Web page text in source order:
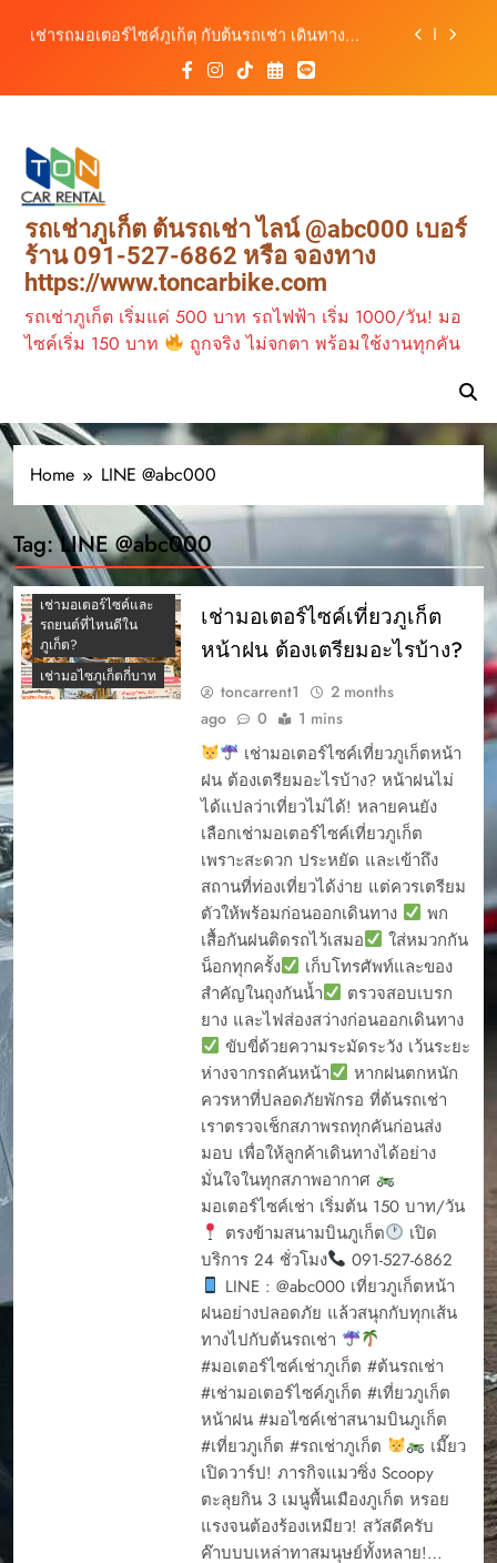
เช่ารถมอเตอร์ไซค์ภูเก็ต กับต้นรถเช่า เดินทาง
สะดวก ราคาประหยัด เริ่มต้นเพียง 150 บาท/วัน
ต้นรถเช่า ครบทุกฟังก์ชันการใช้งาน ครบทุกประเภท
รถ ตอบโจทย์ทุกการเดินทางในภูเก็ต
สิงหาคม–ตุลาคม 2569
ต้นรถเช่าภูเก็ต บริการรถเช่าครบวงจร ราคาคุ้มค่า
เดินทางสะดวกทุกเส้นทาง
เช่ารถมอเตอร์ไซค์ภูเก็ต กับต้นรถเช่า เดินทาง
สะดวก ราคาประหยัด เริ่มต้นเพียง 150 บาท/วัน
ต้นรถเช่า ครบทุกฟังก์ชันการใช้งาน ครบทุกประเภท
รถ ตอบโจทย์ทุกการเดินทางในภูเก็ต
รถเช่าภูเก็ต ต้นรถเช่า ไลน์ @abc000 เบอร์
ร้าน 091-527-6862 หรือ จองทาง
https://www.toncarbike.com
รถเช่าภูเก็ต เริ่มแค่ 500 บาท รถไฟฟ้า เริ่ม 1000/วัน! มอ
ไซค์เริ่ม 150 บาท
ถูกจริง ไม่จกตา พร้อมใช้งานทุกคัน
Home LINE @abc000
Tag:LINE @abc000
เช่ามอเตอร์ไซค์ 2026
2569
เช่ามอเตอร์ไซค์ ภูเก็ต
เช่ามอเตอร์ไซค์ ภูเก็ต
รุ่นไหนดี
เช่ามอเตอร์ไซค์ภูเก็ต
ปี 2569
เช่ามอเตอร์ไซค์และ
รถยนต์ที่ไหนดีใน
ภูเก็ต?
เช่ามอไซภูเก็ตกี่บาท
เช่ามอเตอร์ไซค์เที่ยวภูเก็ต
หน้าฝน ต้องเตรียมอะไรบ้าง?
toncarrent1
2 months
ago
0 1 mins
เช่ามอเตอร์ไซค์เที่ยวภูเก็ตหน้า
ฝน ต้องเตรียมอะไรบ้าง? หน้าฝนไม่
ได้แปลว่าเที่ยวไม่ได้! หลายคนยัง
เลือกเช่ามอเตอร์ไซค์เที่ยวภูเก็ต
เพราะสะดวก ประหยัด และเข้าถึง
สถานที่ท่องเที่ยวได้ง่าย แต่ควรเตรียม
ตัวให้พร้อมก่อนออกเดินทาง
พก
เสื้อกันฝนติดรถไว้เสมอ
ใส่หมวกกัน
น็อกทุกครั้ง
เก็บโทรศัพท์และของ
สำคัญในถุงกันน้ำ
ตรวจสอบเบรก
ยาง และไฟส่องสว่างก่อนออกเดินทาง
ขับขี่ด้วยความระมัดระวัง เว้นระยะ
ห่างจากรถคันหน้า
หากฝนตกหนัก
ควรหาที่ปลอดภัยพักรอ ที่ต้นรถเช่า
เราตรวจเช็กสภาพรถทุกคันก่อนส่ง
มอบ เพื่อให้ลูกค้าเดินทางได้อย่าง
มั่นใจในทุกสภาพอากาศ
มอเตอร์ไซค์เช่า เริ่มต้น 150 บาท/วัน
ตรงข้ามสนามบินภูเก็ต
เปิด
บริการ 24 ชั่วโมง
091-527-6862
LINE : @abc000 เที่ยวภูเก็ตหน้า
ฝนอย่างปลอดภัย แล้วสนุกกับทุกเส้น
ทางไปกับต้นรถเช่า
#มอเตอร์ไซค์เช่าภูเก็ต #ต้นรถเช่า
#เช่ามอเตอร์ไซค์ภูเก็ต #เที่ยวภูเก็ต
หน้าฝน #มอไซค์เช่าสนามบินภูเก็ต
#เที่ยวภูเก็ต #รถเช่าภูเก็ต
เมี๊ยว
เปิดวาร์ป! ภารกิจแมวซิ่ง Scoopy
ตะลุยกิน 3 เมนูพื้นเมืองภูเก็ต หรอย
แรงจนต้องร้องเหมียว! สวัสดีครับ
ค๊าบบบเหล่าทาสมนุษย์ทั้งหลาย!…